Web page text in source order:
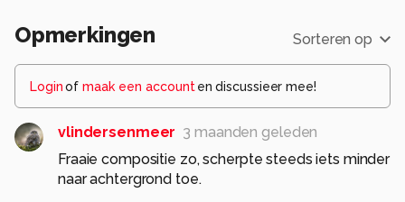
Opmerkingen Sorteren op
Loginof maak een account en discussieer mee!
vlindersenmeer 3 maanden geleden
Fraaie compositie zo, scherpte steeds iets minder
naar achtergrond toe.